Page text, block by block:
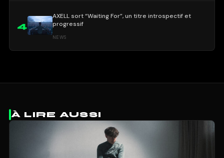
4
AXELL sort “Waiting For”, un titre introspectif et
progressif
NEWS
À LIRE AUSSI